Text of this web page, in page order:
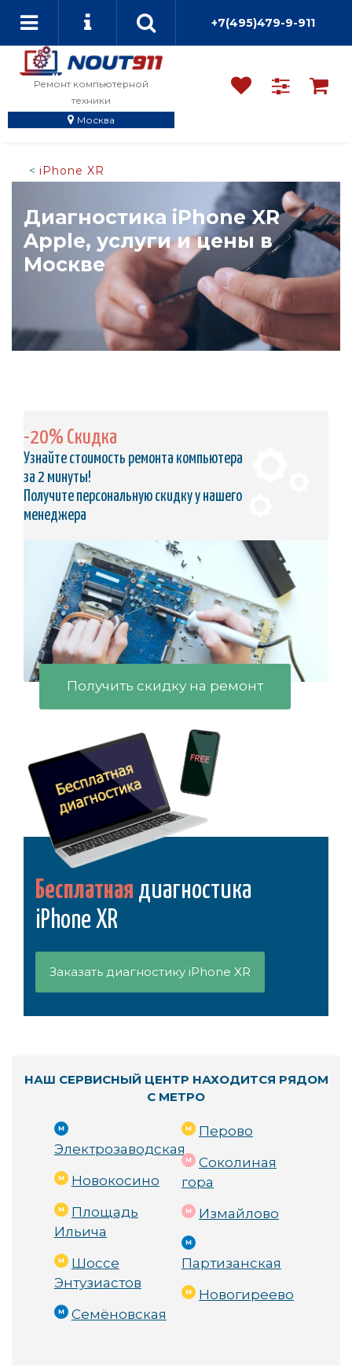
+7(495)479-9-911
Ремонт компьютерной
техники
Москва
iPhone XR
Диагностика iPhone XR
Apple, услуги и цены в
Москве
-20% Скидка
Узнайте стоимость ремонта компьютера
за 2 минуты!
Получите персональную скидку у нашего
менеджера
Получить скидку на ремонт
Бесплатная диагностика
iPhone XR
Заказать диагностику iPhone XR
НАШ СЕРВИСНЫЙ ЦЕНТР НАХОДИТСЯ РЯДОМ
С МЕТРО
Электрозаводская
Новокосино
Площадь
Ильича
Шоссе
Энтузиастов
Семёновская
Перово
Соколиная
гора
Измайлово
Партизанская
Новогиреево